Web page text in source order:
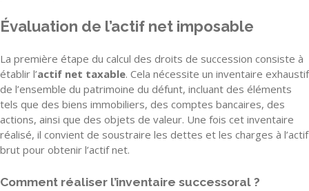
Évaluation de l’actif net imposable
La première étape du calcul des droits de succession consiste à
établir l’actif net taxable. Cela nécessite un inventaire exhaustif
de l’ensemble du patrimoine du défunt, incluant des éléments
tels que des biens immobiliers, des comptes bancaires, des
actions, ainsi que des objets de valeur. Une fois cet inventaire
réalisé, il convient de soustraire les dettes et les charges à l’actif
brut pour obtenir l’actif net.
Comment réaliser l’inventaire successoral ?